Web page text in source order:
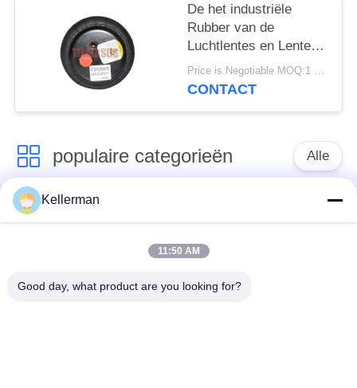
De het industriële
Rubber van de
Luchtlentes en Lente
van de Staal2e6*6
2S70-13 Lucht
Price is Negotiable MOQ:1 PC
CONTACT
populaire categorieën Alle
De Schok van de
luchtopschorting
luchtopschorting
Benz de Delen
BMW-de Delen van
Kellerman
11:50 AM
Good day, what product are you looking for?